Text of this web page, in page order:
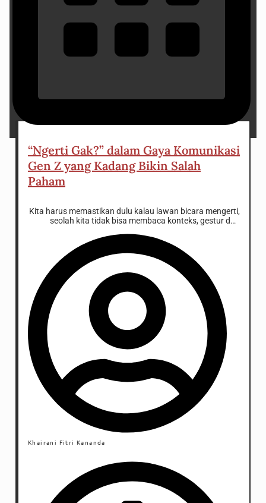
“Ngerti Gak?” dalam Gaya Komunikasi
Gen Z yang Kadang Bikin Salah
Paham
Kita harus memastikan dulu kalau lawan bicara mengerti,
seolah kita tidak bisa membaca konteks, gestur dan
verbal lainnya. Pokoknya, dia harus menjawab dulu baru
Khairani Fitri Kananda